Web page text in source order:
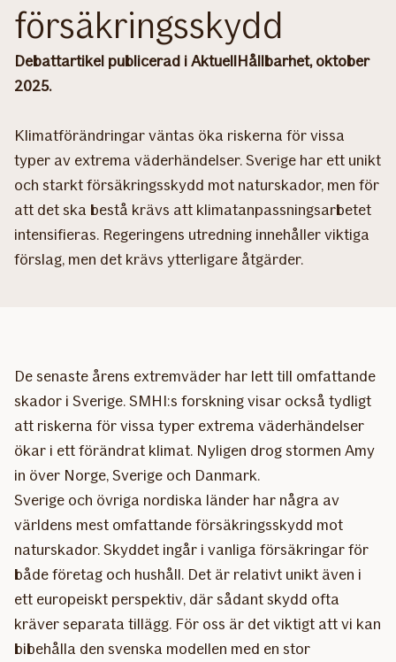
försäkringsskydd
Debattartikel publicerad i AktuellHållbarhet, oktober
2025.
Klimatförändringar väntas öka riskerna för vissa
typer av extrema väderhändelser. Sverige har ett unikt
och starkt försäkringsskydd mot naturskador, men för
att det ska bestå krävs att klimatanpassningsarbetet
intensifieras. Regeringens utredning innehåller viktiga
förslag, men det krävs ytterligare åtgärder.
De senaste årens extremväder har lett till omfattande
skador i Sverige. SMHI:s forskning visar också tydligt
att riskerna för vissa typer extrema väderhändelser
ökar i ett förändrat klimat. Nyligen drog stormen Amy
in över Norge, Sverige och Danmark.
Sverige och övriga nordiska länder har några av
världens mest omfattande försäkringsskydd mot
naturskador. Skyddet ingår i vanliga försäkringar för
både företag och hushåll. Det är relativt unikt även i
ett europeiskt perspektiv, där sådant skydd ofta
kräver separata tillägg. För oss är det viktigt att vi kan
bibehålla den svenska modellen med en stor